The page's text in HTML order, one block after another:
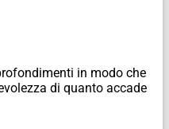
in modo che
di quanto accade